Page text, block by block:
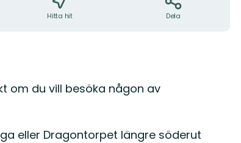
Hitta hit Dela
om du vill besöka någon av
eller Dragontorpet längre söderut